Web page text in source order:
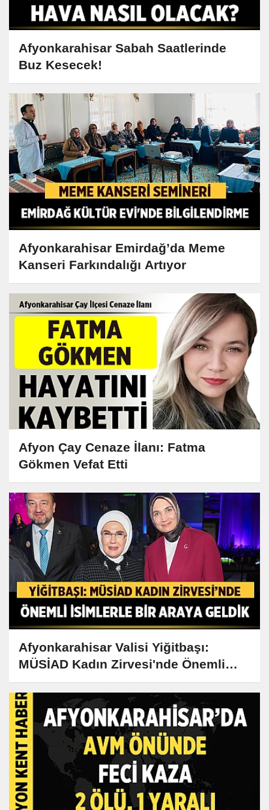
Afyonkarahisar Sabah Saatlerinde
Buz Kesecek!
Afyonkarahisar Emirdağ’da Meme
Kanseri Farkındalığı Artıyor
Afyon Çay Cenaze İlanı: Fatma
Gökmen Vefat Etti
Afyonkarahisar Valisi Yiğitbaşı:
MÜSİAD Kadın Zirvesi'nde Önemli
İsimlerle Bir Araya Geldik